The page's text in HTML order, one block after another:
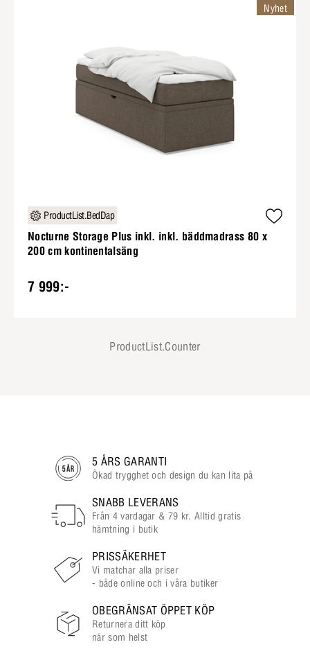
ProductList.BedDap
Nocturne Storage Plus inkl. inkl. bäddmadrass 80 x
200 cm kontinentalsäng
7 999:-
Nyhet
ProductList.Counter
5 ÅRS GARANTI
Ökad trygghet och design du kan lita på
SNABB LEVERANS
Från 4 vardagar & 79 kr. Alltid gratis
hämtning i butik
PRISSÄKERHET
Vi matchar alla priser
- både online och i våra butiker
OBEGRÄNSAT ÖPPET KÖP
Returnera ditt köp
när som helst